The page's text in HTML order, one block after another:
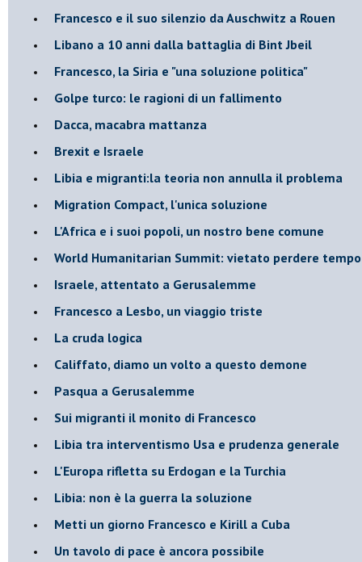
Francesco e il suo silenzio da Auschwitz a Rouen
Libano a 10 anni dalla battaglia di Bint Jbeil
Francesco, la Siria e "una soluzione politica"
Golpe turco: le ragioni di un fallimento
Dacca, macabra mattanza
Brexit e Israele
Libia e migranti:la teoria non annulla il problema
Migration Compact, l'unica soluzione
L'Africa e i suoi popoli, un nostro bene comune
World Humanitarian Summit: vietato perdere tempo
Israele, attentato a Gerusalemme
Francesco a Lesbo, un viaggio triste
La cruda logica
Califfato, diamo un volto a questo demone
Pasqua a Gerusalemme
Sui migranti il monito di Francesco
Libia tra interventismo Usa e prudenza generale
L'Europa rifletta su Erdogan e la Turchia
Libia: non è la guerra la soluzione
Metti un giorno Francesco e Kirill a Cuba
Un tavolo di pace è ancora possibile